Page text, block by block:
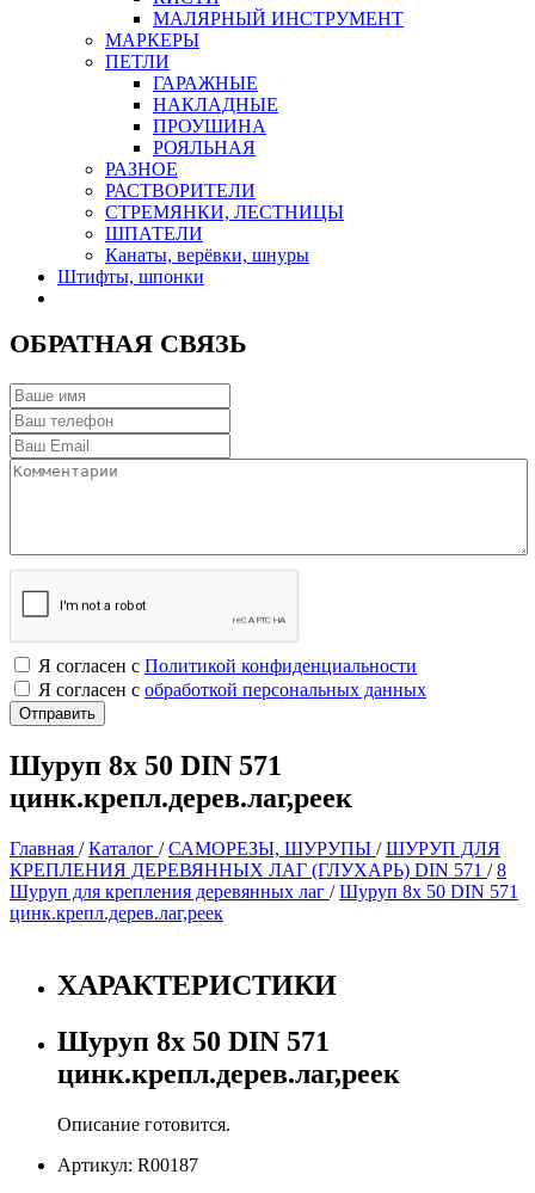
МАЛЯРНЫЙ ИНСТРУМЕНТ
МАРКЕРЫ
ПЕТЛИ
ГАРАЖНЫЕ
НАКЛАДНЫЕ
ПРОУШИНА
РОЯЛЬНАЯ
РАЗНОЕ
РАСТВОРИТЕЛИ
СТРЕМЯНКИ, ЛЕСТНИЦЫ
ШПАТЕЛИ
Канаты, верёвки, шнуры
Штифты, шпонки
ОБРАТНАЯ СВЯЗЬ
Я согласен с Политикой конфиденциальности
Я согласен с обработкой персональных данных
Шуруп 8х 50 DIN 571
цинк.крепл.дерев.лаг,реек
Главная /Каталог /САМОРЕЗЫ, ШУРУПЫ /ШУРУП ДЛЯ
КРЕПЛЕНИЯ ДЕРЕВЯННЫХ ЛАГ (ГЛУХАРЬ) DIN 571 /8
Шуруп для крепления деревянных лаг /Шуруп 8х 50 DIN 571
цинк.крепл.дерев.лаг,реек
ХАРАКТЕРИСТИКИ
Шуруп 8х 50 DIN 571
цинк.крепл.дерев.лаг,реек
Описание готовится.
Артикул: R00187